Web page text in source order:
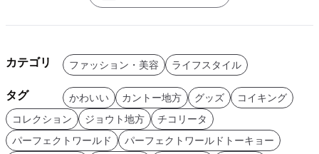
カテゴリ ファッション・美容 ライフスタイル
タグ かわいい カントー地方 グッズ
コイキング
コレクション
ジョウト地方
チコリータ
パーフェクトワールド
パーフェクトワールドトーキョー